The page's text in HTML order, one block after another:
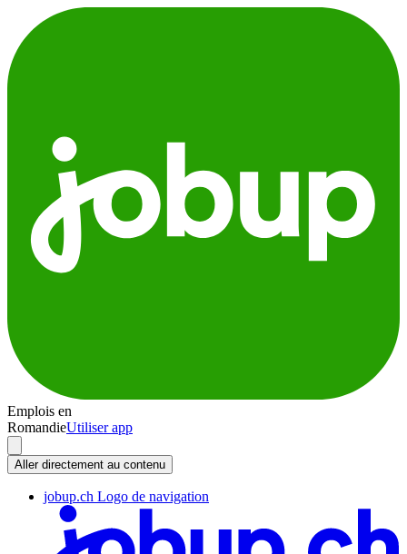
Emplois en
RomandieUtiliser app
Aller directement au contenu
jobup.ch Logo de navigation